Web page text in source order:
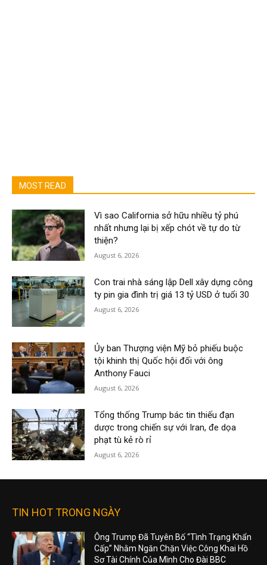
MOST READ
Vì sao California sở hữu nhiều tỷ phú
nhất nhưng lại bị xếp chót về tự do từ
thiện?
August 6, 2026
Con trai nhà sáng lập Dell xây dựng công
ty pin gia đình trị giá 13 tỷ USD ở tuổi 30
August 6, 2026
Ủy ban Thượng viện Mỹ bỏ phiếu buộc
tội khinh thị Quốc hội đối với ông
Anthony Fauci
August 6, 2026
Tổng thống Trump bác tin thiếu đạn
dược trong chiến sự với Iran, đe dọa
phạt tù kẻ rò rỉ
August 6, 2026
TIN HOT TRONG NGÀY
Ông Trump Đã Tuyên Bố “Tình Trạng Khẩn
Cấp” Nhằm Ngăn Chặn Việc Công Khai Hồ
Sơ Tài Chính Của Mình Cho Đài BBC